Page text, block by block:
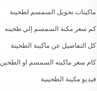
ماكينات تحويل السمسم لطحينة
كم سعر مكنة السمسم إلي طحينه
كل التفاصيل عن ماكينة الطحينة
كام سعر ماكينه السمسم او الطحين
فيديو مكينة الطحينية